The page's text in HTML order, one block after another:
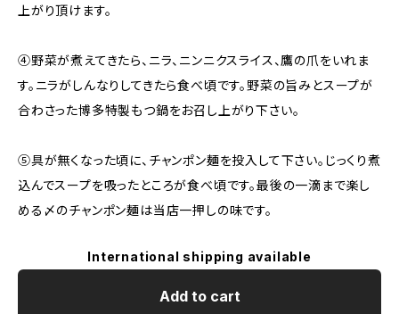
上がり頂けます。
④野菜が煮えてきたら、ニラ、ニンニクスライス、鷹の爪をいれま
す。ニラがしんなりしてきたら食べ頃です。野菜の旨みとスープが
合わさった博多特製もつ鍋をお召し上がり下さい。
⑤具が無くなった頃に、チャンポン麺を投入して下さい。じっくり煮
込んでスープを吸ったところが食べ頃です。最後の一滴まで楽し
める〆のチャンポン麺は当店一押しの味です。
International shipping available
Add to cart